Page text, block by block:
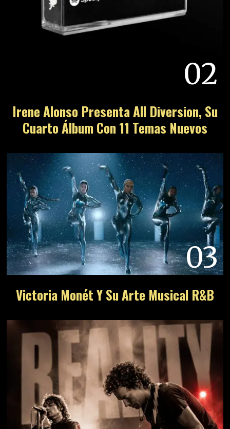
02
Irene Alonso Presenta All Diversion, Su
Cuarto Álbum Con 11 Temas Nuevos
03
Victoria Monét Y Su Arte Musical R&B